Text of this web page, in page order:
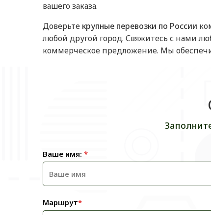
вашего заказа.
Доверьте крупные перевозки по России
любой другой город. Свяжитесь с нами
коммерческое предложение. Мы
Ваше имя: *
Маршрут*